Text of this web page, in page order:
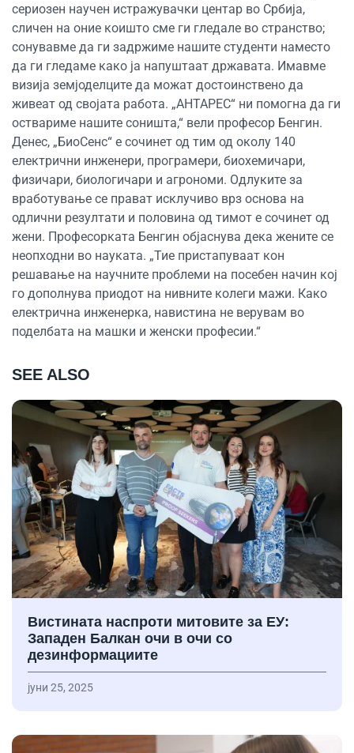
сериозен научен истражувачки центар во Србија,
сличен на оние коишто сме ги гледале во странство;
сонувавме да ги задржиме нашите студенти наместо
да ги гледаме како ја напуштаат државата. Имавме
визија земјоделците да можат достоинствено да
живеат од својата работа. „АНТАРЕС“ ни помогна да ги
оствариме нашите соништа,“ вели професор Бенгин.
Денес, „БиоСенс“ е сочинет од тим од околу 140
електрични инженери, програмери, биохемичари,
физичари, биологичари и агрономи. Одлуките за
вработување се прават исклучиво врз основа на
одлични резултати и половина од тимот е сочинет од
жени. Професорката Бенгин објаснува дека жените се
неопходни во науката. „Тие пристапуваат кон
решавање на научните проблеми на посебен начин кој
го дополнува приодот на нивните колеги мажи. Како
електрична инженерка, навистина не верувам во
поделбата на машки и женски професии.“
SEE ALSO
Вистината наспроти митовите за ЕУ:
Западен Балкан очи в очи со
дезинформациите
јуни 25, 2025